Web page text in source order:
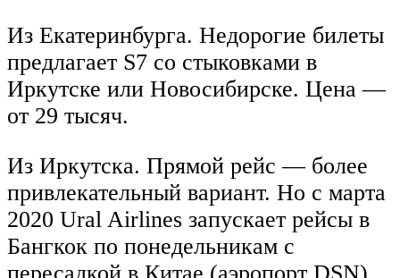
Из Екатеринбурга. Недорогие билеты
предлагает S7 со стыковками в
Иркутске или Новосибирске. Цена —
от 29 тысяч.
Из Иркутска. Прямой рейс — более
привлекательный вариант. Но с марта
2020 Ural Airlines запускает рейсы в
Бангкок по понедельникам с
пересадкой в Китае (аэропорт DSN).